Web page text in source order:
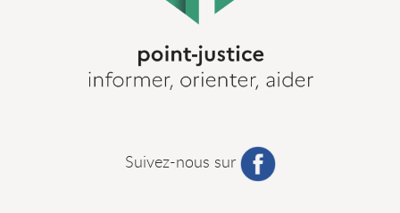
Suivez-nous sur